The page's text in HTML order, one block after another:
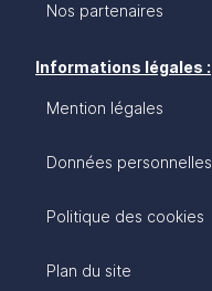
Nos partenaires
Informations légales :
Mention légales
Données personnelles
Politique des cookies
Plan du site